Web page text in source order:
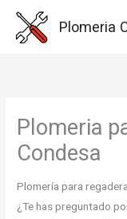
Plomeria
Plomeria
Condesa
Plomería para
¿Te has preguntado